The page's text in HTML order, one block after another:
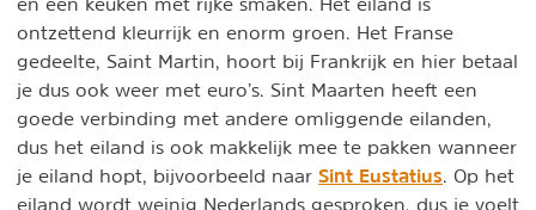
ontzettend kleurrijk en enorm groen. Het Franse
gedeelte, Saint Martin, hoort bij Frankrijk en hier betaal
je dus ook weer met euro’s. Sint Maarten heeft een
goede verbinding met andere omliggende eilanden,
dus het eiland is ook makkelijk mee te pakken wanneer
je eiland hopt, bijvoorbeeld naar Sint Eustatius . Op het
eiland wordt weinig Nederlands gesproken, dus je voelt